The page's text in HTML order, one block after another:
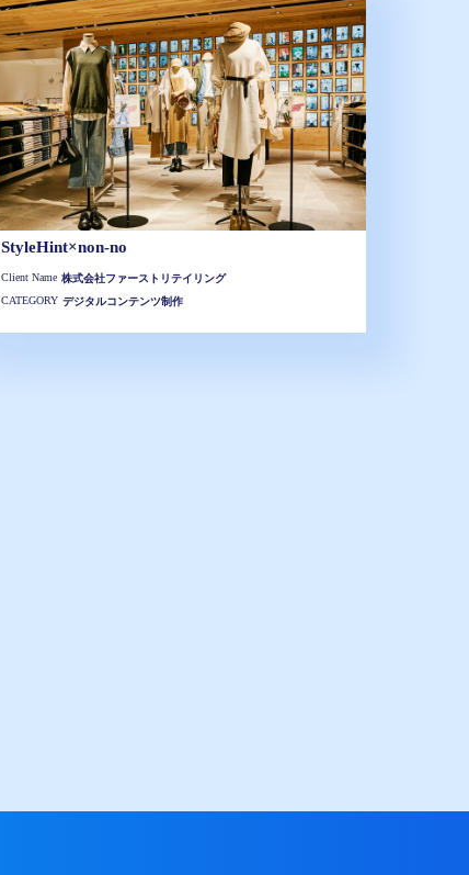
StyleHint×non-no
Client Name 株式会社ファーストリテイリング
CATEGORY デジタルコンテンツ制作